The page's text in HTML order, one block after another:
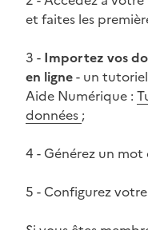
et faites les
3 - Importez vos
en ligne- un
Aide Numérique :
données ;
4 - Générez un mot
5 - Configurez